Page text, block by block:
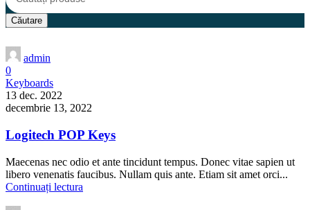
Căutare
admin
0
Keyboards
13 dec. 2022
decembrie 13, 2022
Logitech POP Keys
Maecenas nec odio et ante tincidunt tempus. Donec vitae sapien ut
libero venenatis faucibus. Nullam quis ante. Etiam sit amet orci...
Continuați lectura